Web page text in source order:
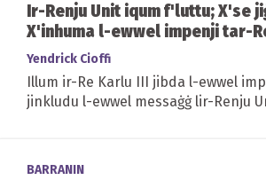
Ir-Renju Unit iqum f'luttu; X'se
X'inhuma l-ewwel impenji tar-
Yendrick Cioffi
Illum ir-Re Karlu III jibda l-ewwel
jinkludu l-ewwel messaġġ lir-Renju
BARRANIN